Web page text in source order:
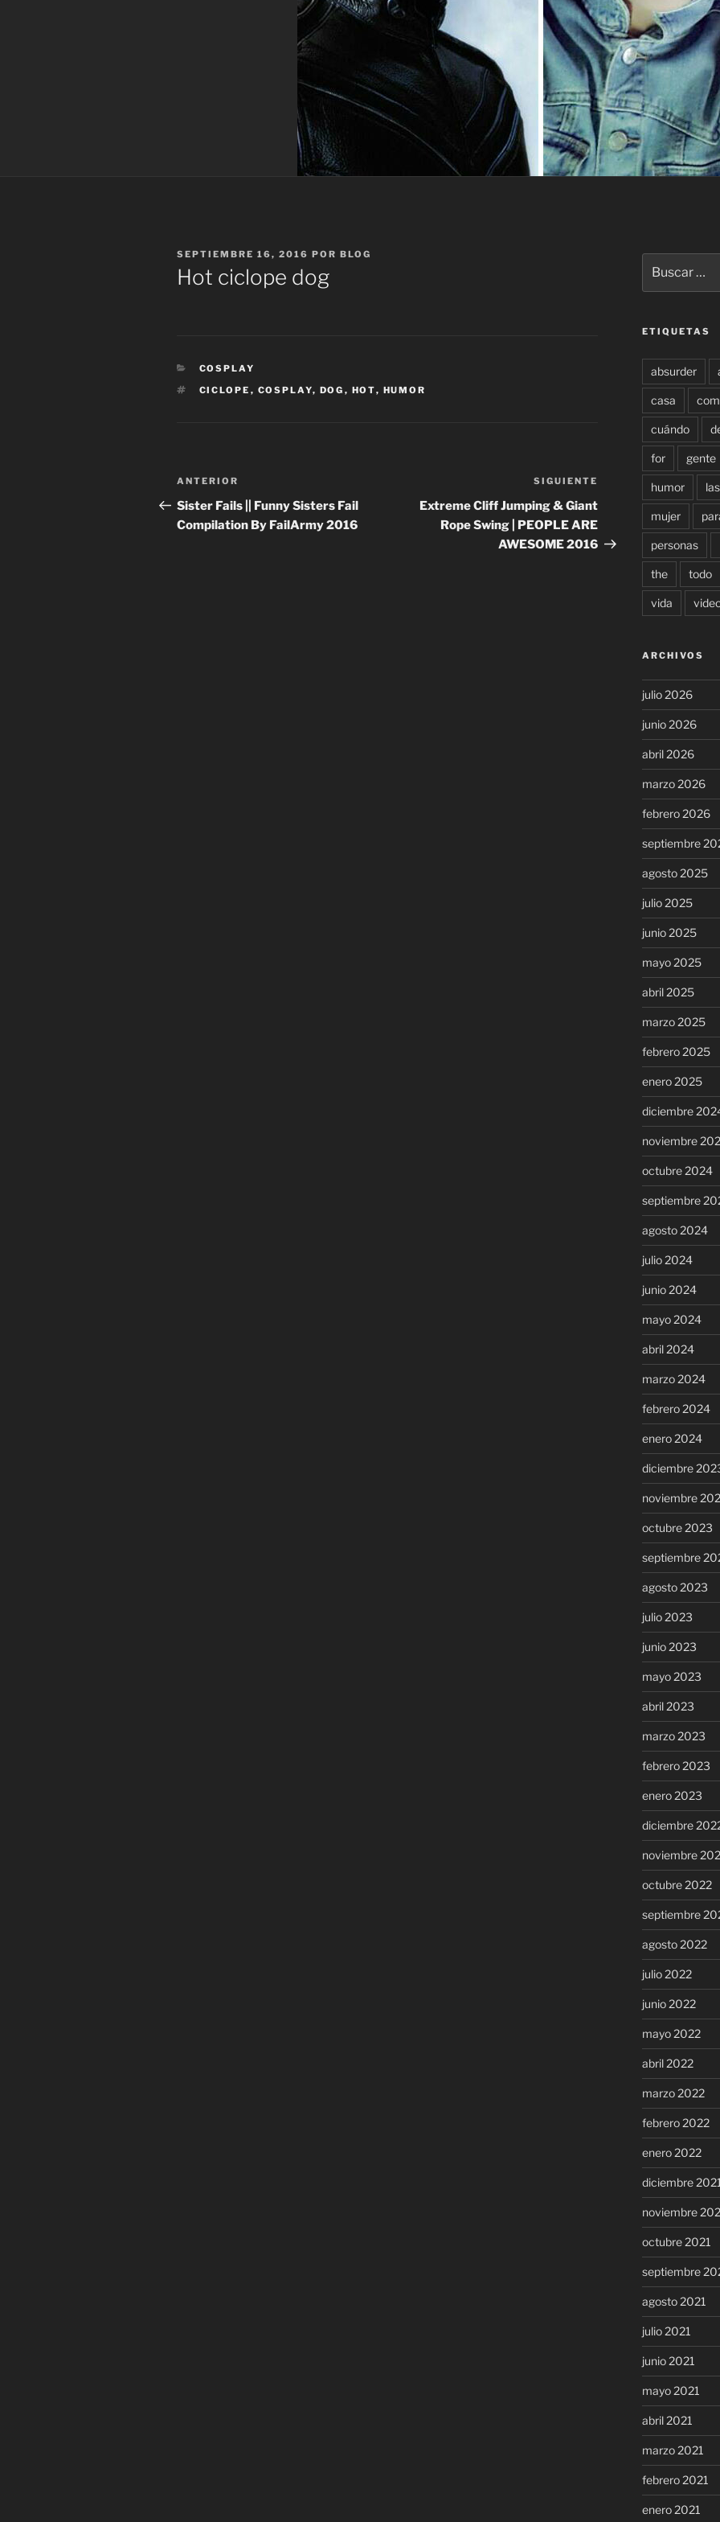
PUBLICADO
EL
SEPTIEMBRE 16, 2016 POR BLOG
Hot ciclope dog
CATEGORÍAS
COSPLAY
ETIQUETAS
CICLOPE , COSPLAY, DOG , HOT, HUMOR
Navegación
de
entradas
Entrada
anterior:
ANTERIOR
Sister Fails || Funny Sisters Fail
Compilation By FailArmy 2016
Siguiente
entrada
SIGUIENTE
Extreme Cliff Jumping & Giant
Rope Swing | PEOPLE ARE
AWESOME 2016
por:
ETIQUETAS
absurder
casa
cuándo
for gente
humor las
mujer
personas
the todo
vida
ARCHIVOS
julio 2026
junio 2026
abril 2026
marzo 2026
febrero 2026
septiembre
agosto 2025
julio 2025
junio 2025
mayo 2025
abril 2025
marzo 2025
febrero 2025
enero 2025
diciembre
noviembre
octubre 2024
septiembre
agosto 2024
julio 2024
junio 2024
mayo 2024
abril 2024
marzo 2024
febrero 2024
enero 2024
diciembre
noviembre
octubre 2023
septiembre
agosto 2023
julio 2023
junio 2023
mayo 2023
abril 2023
marzo 2023
febrero 2023
enero 2023
diciembre
noviembre
octubre 2022
septiembre
agosto 2022
julio 2022
junio 2022
mayo 2022
abril 2022
marzo 2022
febrero 2022
enero 2022
diciembre
noviembre
octubre 2021
septiembre
agosto 2021
julio 2021
junio 2021
mayo 2021
abril 2021
marzo 2021
febrero 2021
enero 2021